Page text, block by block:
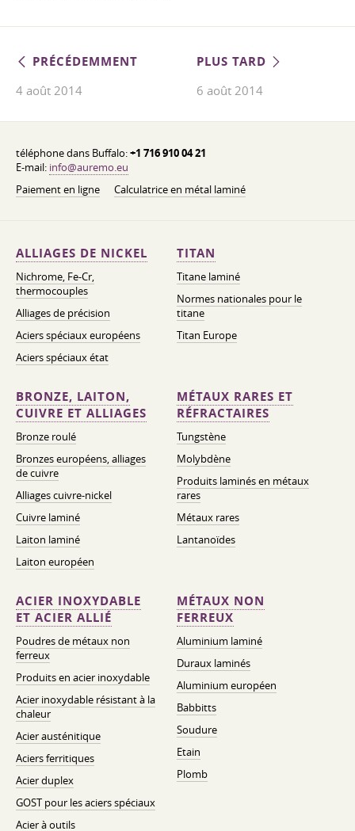
PRÉCÉDEMMENT
4 août 2014
PLUS TARD
6 août 2014
téléphone dans Buffalo:+1 716 910 04 21
E-mail: info@auremo.eu
Paiement en ligne
Calculatrice en métal laminé
ALLIAGES DE NICKEL
Nichrome, Fe-Cr,
thermocouples
Alliages de précision
Aciers spéciaux européens
Aciers spéciaux état
TITAN
Titane laminé
Normes nationales pour le
titane
Titan Europe
BRONZE, LAITON,
CUIVRE ET ALLIAGES
Bronze roulé
Bronzes européens, alliages
de cuivre
Alliages cuivre-nickel
Cuivre laminé
Laiton laminé
Laiton européen
MÉTAUX RARES ET
RÉFRACTAIRES
Tungstène
Molybdène
Produits laminés en métaux
rares
Métaux rares
Lantanoïdes
ACIER INOXYDABLE
ET ACIER ALLIÉ
Poudres de métaux non
ferreux
Produits en acier inoxydable
Acier inoxydable résistant à la
chaleur
Acier austénitique
Aciers ferritiques
Acier duplex
GOST pour les aciers spéciaux
Acier à outils
MÉTAUX NON
FERREUX
Aluminium laminé
Duraux laminés
Aluminium européen
Babbitts
Soudure
Etain
Plomb